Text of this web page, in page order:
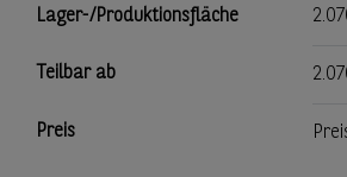
Lager-/Produktionsfläche
Teilbar ab
Preis